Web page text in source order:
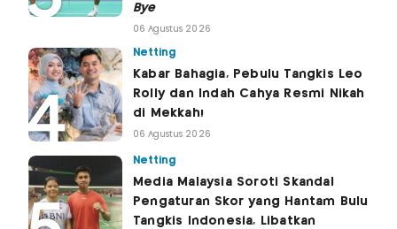
Bye
06 Agustus 2026
Netting
Kabar Bahagia, Pebulu Tangkis Leo
Rolly dan Indah Cahya Resmi Nikah
di Mekkah!
06 Agustus 2026
Netting
Media Malaysia Soroti Skandal
Pengaturan Skor yang Hantam Bulu
Tangkis Indonesia, Libatkan